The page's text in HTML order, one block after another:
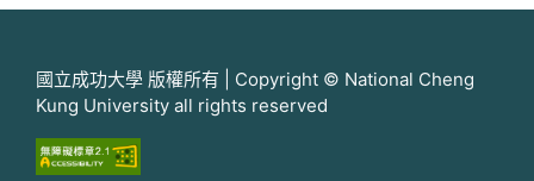
國立成功大學 版權所有 | Copyright © National Cheng
Kung University all rights reserved